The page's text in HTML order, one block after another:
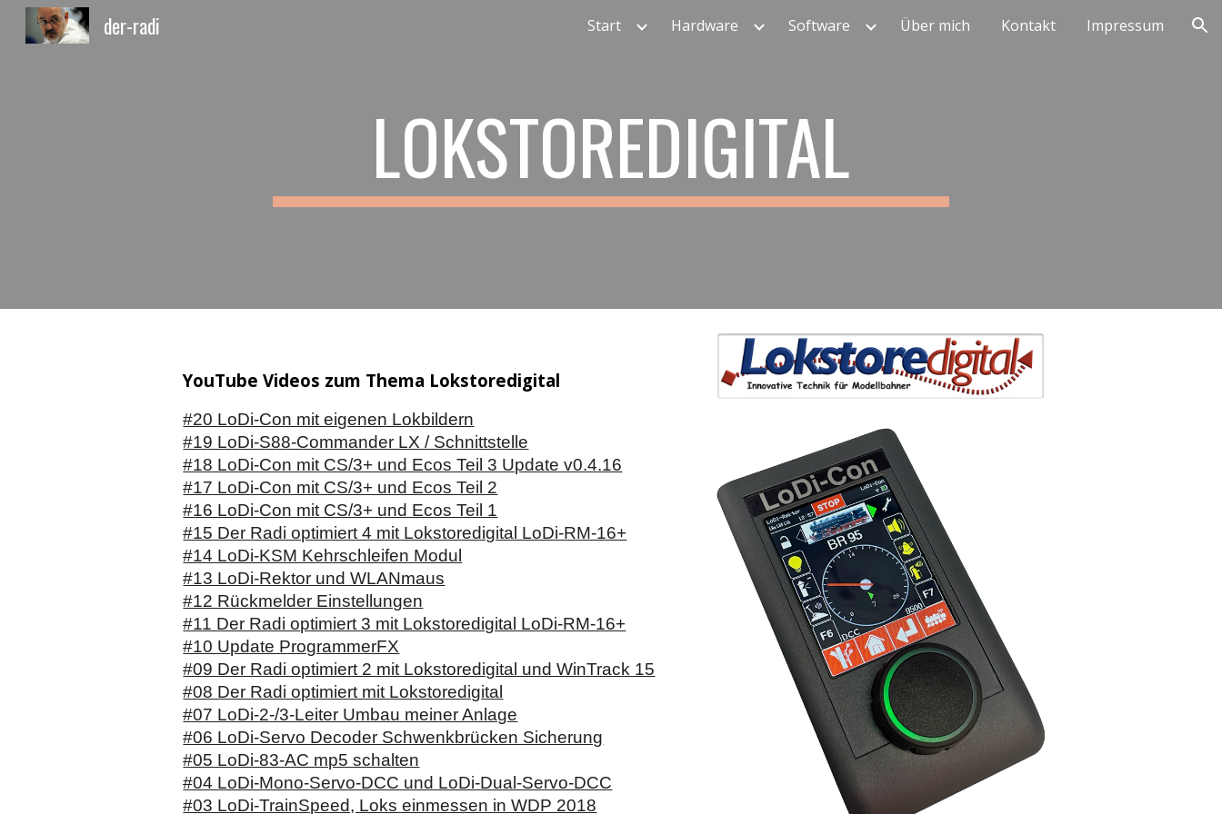
Skip to navigation
der-radi Start Hardware Software Über mich Kontakt Impressum
LOKSTOREDIGITAL
YouTube Videos zum Thema Lokstoredigital
#20 LoDi-Con mit eigenen Lokbildern
#19 LoDi-S88-Commander LX / Schnittstelle
#18 LoDi-Con mit CS/3+ und Ecos Teil 3 Update v0.4.16
#17 LoDi-Con mit CS/3+ und Ecos Teil 2
#16 LoDi-Con mit CS/3+ und Ecos Teil 1
#15 Der Radi optimiert 4 mit Lokstoredigital LoDi-RM-16+
#14 LoDi-KSM Kehrschleifen Modul
#13 LoDi-Rektor und WLANmaus
#12 Rückmelder Einstellungen
#11 Der Radi optimiert 3 mit Lokstoredigital LoDi-RM-16+
#10 Update ProgrammerFX
#09 Der Radi optimiert 2 mit Lokstoredigital und WinTrack 15
#08 Der Radi optimiert mit Lokstoredigital
#07 LoDi-2-/3-Leiter Umbau meiner Anlage
#06 LoDi-Servo Decoder Schwenkbrücken Sicherung
#05 LoDi-83-AC mp5 schalten
#04 LoDi-Mono-Servo-DCC und LoDi-Dual-Servo-DCC
#03 LoDi-TrainSpeed, Loks einmessen in WDP 2018